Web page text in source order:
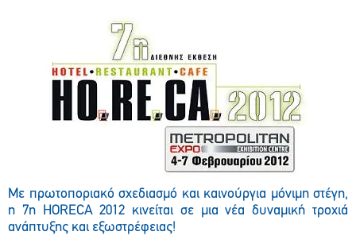
Με πρωτοποριακό σχεδιασμό και καινούργια μόνιμη στέγη,
η 7η HORECA 2012 κινείται σε μια νέα δυναμική τροχιά
ανάπτυξης και εξωστρέφειας!